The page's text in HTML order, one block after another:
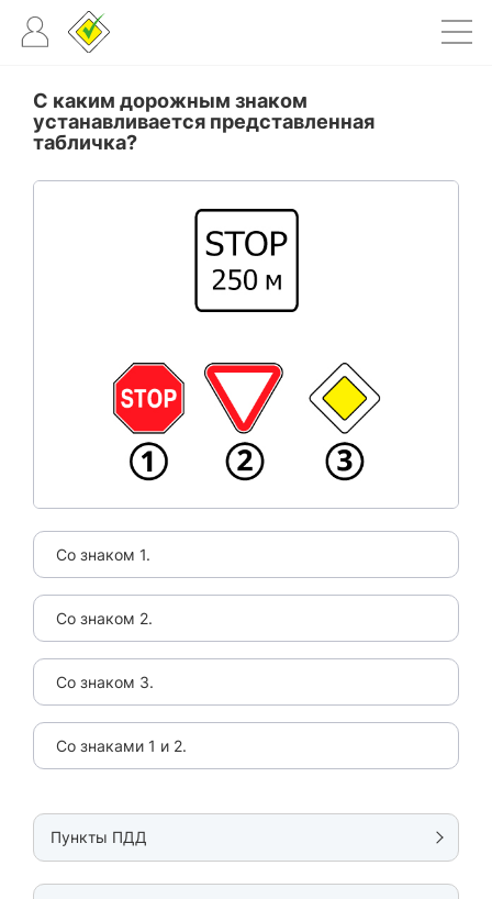
С каким дорожным знаком
устанавливается представленная
табличка?
Со знаком 1.
Со знаком 2.
Со знаком 3.
Со знаками 1 и 2.
Пункты ПДД